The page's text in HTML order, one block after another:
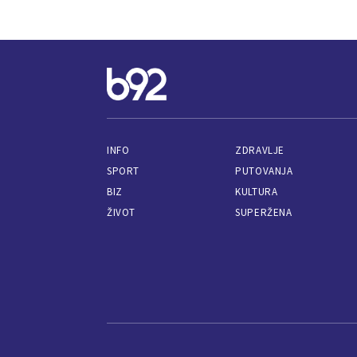
INFO
SPORT
BIZ
ŽIVOT
ZDRAVLJE
PUTOVANJA
KULTURA
SUPERŽENA